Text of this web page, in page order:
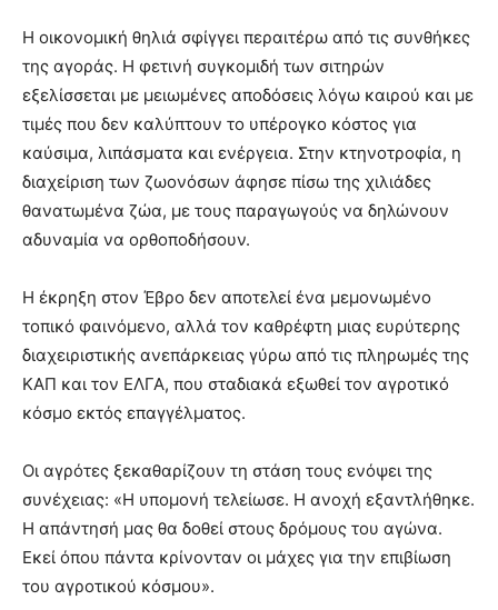
Η οικονομική θηλιά σφίγγει περαιτέρω από τις συνθήκες
της αγοράς. Η φετινή συγκομιδή των σιτηρών
εξελίσσεται με μειωμένες αποδόσεις λόγω καιρού και με
τιμές που δεν καλύπτουν το υπέρογκο κόστος για
καύσιμα, λιπάσματα και ενέργεια. Στην κτηνοτροφία, η
διαχείριση των ζωονόσων άφησε πίσω της χιλιάδες
θανατωμένα ζώα, με τους παραγωγούς να δηλώνουν
αδυναμία να ορθοποδήσουν.
Η έκρηξη στον Έβρο δεν αποτελεί ένα μεμονωμένο
τοπικό φαινόμενο, αλλά τον καθρέφτη μιας ευρύτερης
διαχειριστικής ανεπάρκειας γύρω από τις πληρωμές της
ΚΑΠ και τον ΕΛΓΑ, που σταδιακά εξωθεί τον αγροτικό
κόσμο εκτός επαγγέλματος.
Οι αγρότες ξεκαθαρίζουν τη στάση τους ενόψει της
συνέχειας: «Η υπομονή τελείωσε. Η ανοχή εξαντλήθηκε.
Η απάντησή μας θα δοθεί στους δρόμους του αγώνα.
Εκεί όπου πάντα κρίνονταν οι μάχες για την επιβίωση
του αγροτικού κόσμου».